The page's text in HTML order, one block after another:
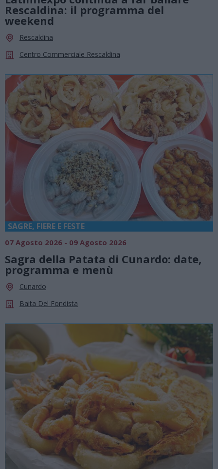
Rescaldina: il programma del
weekend
Rescaldina
Centro Commerciale Rescaldina
SAGRE, FIERE E FESTE
07 Agosto 2026 - 09 Agosto 2026
Sagra della Patata di Cunardo: date,
programma e menù
Cunardo
Baita Del Fondista